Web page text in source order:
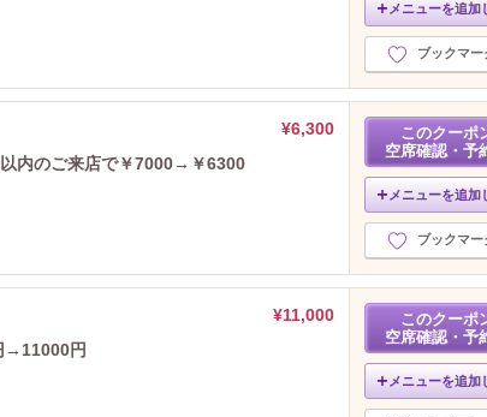
メニューを追加
ブックマー
¥6,300
内のご来店で￥7000→￥6300
このクーポ
空席確認・予
メニューを追加
ブックマー
¥11,000
→11000円
このクーポ
空席確認・予
メニューを追加